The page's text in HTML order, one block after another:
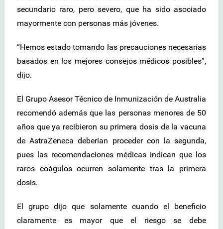
secundario raro, pero severo, que ha sido asociado
mayormente con personas más jóvenes.
“Hemos estado tomando las precauciones necesarias
basados en los mejores consejos médicos posibles”,
dijo.
El Grupo Asesor Técnico de Inmunización de Australia
recomendó además que las personas menores de 50
años que ya recibieron su primera dosis de la vacuna
de AstraZeneca deberían proceder con la segunda,
pues las recomendaciones médicas indican que los
raros coágulos ocurren solamente tras la primera
dosis.
El grupo dijo que solamente cuando el beneficio
claramente es mayor que el riesgo se debe